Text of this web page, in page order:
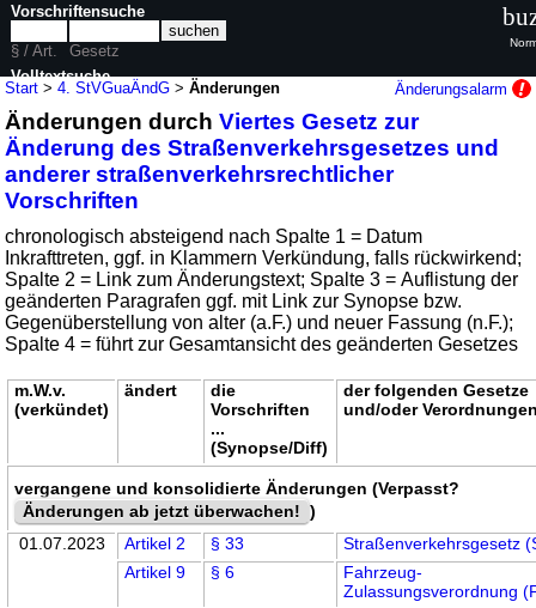
Start >4. StVGuaÄndG >Änderungen Änderungsalarm
Änderungen durchViertes Gesetz zur
Änderung des Straßenverkehrsgesetzes und
anderer straßenverkehrsrechtlicher
Vorschriften
chronologisch absteigend nach Spalte 1 = Datum
Inkrafttreten, ggf. in Klammern Verkündung, falls rückwirkend;
Spalte 2 = Link zum Änderungstext; Spalte 3 = Auflistung der
geänderten Paragrafen ggf. mit Link zur Synopse bzw.
Gegenüberstellung von alter (a.F.) und neuer Fassung (n.F.);
Spalte 4 = führt zur Gesamtansicht des geänderten Gesetzes
m.W.v.
(verkündet)
ändert
die
Vorschriften
...
(Synopse/Diff)
der folgenden Gesetze
und/oder
vergangene und konsolidierte Änderungen (Verpasst?
Änderungen ab jetzt überwachen! )
01.07.2023
Artikel 2 § 33
Straßenverkehrsgesetz
Artikel 9
§ 6
Fahrzeug-
Zulassungsverordnung
Vorschriftensuche
§ / Art.
Gesetz
Volltextsuche
nur in 4. StVGuaÄndG